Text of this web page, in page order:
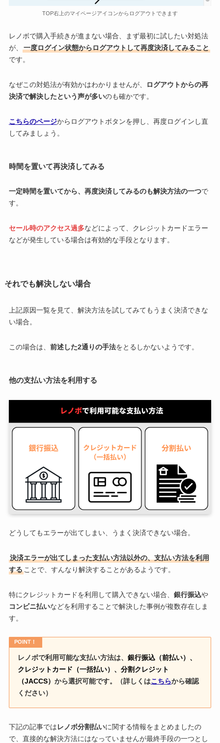
TOP右上のマイページアイコンからログアウトできます
レノボで購入手続きが進まない場合、まず最初に試したい対処法
が、
一度ログイン状態からログアウトして再度決済してみること
です。
なぜこの対処法が有効かはわかりませんが、
ログアウトからの再
決済で解決したという声が多いのも確かです。
こちらのページからログアウトボタンを押し、再度ログインし直
してみましょう。
時間を置いて再決済してみる
一定時間を置いてから、再度決済してみるのも解決方法の一つで
す。
セール時のアクセス過多などによって、クレジットカードエラー
などが発生している場合は有効的な手段となります。
それでも解決しない場合
上記原因一覧を見て、解決方法を試してみてもうまく決済できな
い場合。
この場合は、 前述した2通りの手法をとるしかないようです。
他の支払い方法を利用する
どうしてもエラーが出てしまい、うまく決済できない場合。
決済エラーが出てしまった支払い方法以外の、支払い方法を利用
する ことで、すんなり解決することがあるようです。
特にクレジットカードを利用して購入できない場合、 銀行振込や
コンビニ払いなどを利用することで解決した事例が複数存在しま
す。
POINT！
レノボで利用可能な支払い方法は、 銀行振込（前払い）、
クレジットカード（一括払い）、分割クレジット
（JACCS） から選択可能です。（詳しくはこちらから確認
ください）
下記の記事では レノボ分割払いに関する情報をまとめましたの
で、直接的な解決方法にはなっていませんが最終手段の一つとし